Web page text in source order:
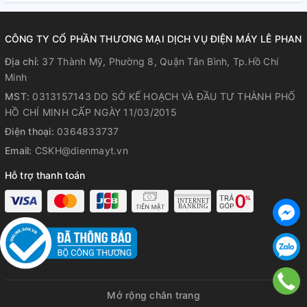
tốc độ nhanh và mạnh.
động khi các bộ phận của máy xay sinh tố Kochstar không
được lắp ráp đúng cách để đảm bảo an toàn và hạn chế các
sự cố đáng tiếc xảy ra trong quá trình sử dụng.
Chế độ cảm ứng nhiệt và quá tải an toàn tự động sẽ vô hiệu
hóa hoạt động khi động cơ bị quá nóng lên đến 95ºC và
xay, nghiền, trộn, băm để ngăn ngừa sốc điện, chống cháy
nổ, bảo vệ và duy trì tuổi thọ cho máy xay sinh tố Kochstar.
CÔNG TY CỔ PHẦN THƯƠNG MẠI DỊCH VỤ ĐIỆN MÁY LÊ PHAN
Địa chỉ: 37 Thành Mỹ, Phường 8, Quận Tân Bình, Tp.Hồ Chí
Minh
MST: 0313157143 DO SỞ KẾ HOẠCH VÀ ĐẦU TƯ THÀNH PHỐ
HỒ CHÍ MINH CẤP NGÀY 11/03/2015
Điện thoại: 0364833737
Email: CSKH@dienmayt.vn
Hỗ trợ thanh toán
Mở rộng chân trang